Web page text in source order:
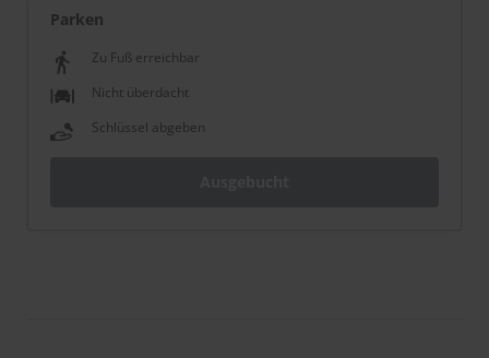
Parken
Zu Fuß erreichbar
Nicht überdacht
Schlüssel abgeben